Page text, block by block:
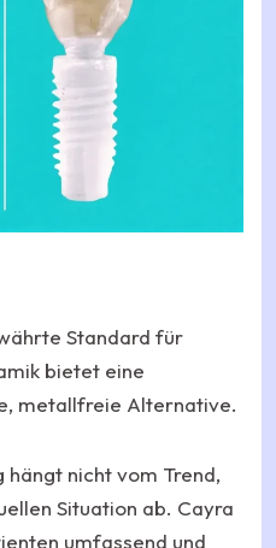
Standard für
bietet eine
metallfreie Alternative.
nicht vom Trend,
Situation ab. Cayra
umfassend und